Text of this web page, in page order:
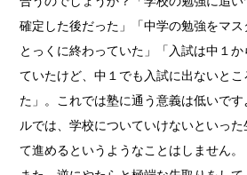
確定した後だった」「中学の勉強をマ
とっくに終わっていた」「入試は中１
ていたけど、中１でも入試に出ないと
た」。これでは塾に通う意義は低いで
ルでは、学校についていけないといっ
て進めるというようなことはしません。